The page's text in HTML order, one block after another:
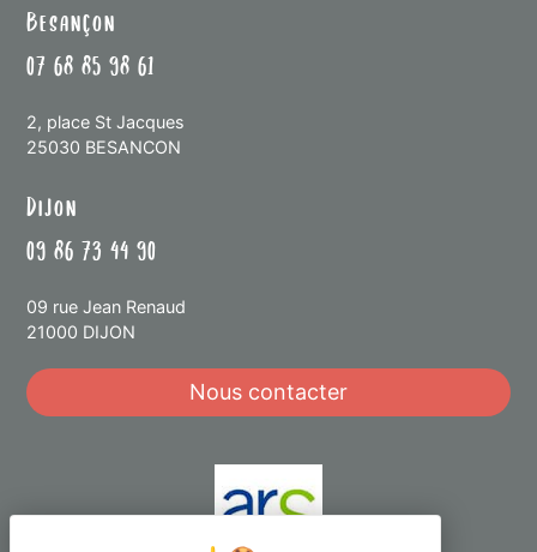
Besançon
07 68 85 98 61
2, place St Jacques
25030 BESANCON
Dijon
09 86 73 44 90
09 rue Jean Renaud
21000 DIJON
Nous contacter